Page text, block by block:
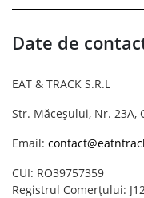
Date de
EAT & TRACK S.R.L
Str. Măceșului, Nr. 23A,
Email:
CUI: RO39757359
Registrul Comerțului: